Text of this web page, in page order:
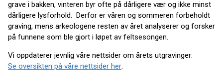
grave i bakken, vinteren byr ofte på dårligere vær og ikke minst
dårligere lysforhold. Derfor er våren og sommeren forbeholdt
graving, mens arkeologene resten av året analyserer og forsker
på funnene som ble gjort i løpet av feltsesongen.
Vi oppdaterer jevnlig våre nettsider om årets utgravinger:
Se oversikten på våre nettsider her.